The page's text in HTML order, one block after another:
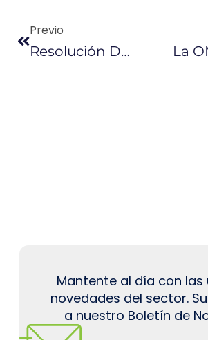
Previo
Resolución De La CAN No Está En Firme, Según Senae
Mantente al día con las
novedades del sector.
a nuestro Boletín de